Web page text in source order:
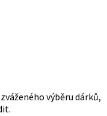
výběru dárků,